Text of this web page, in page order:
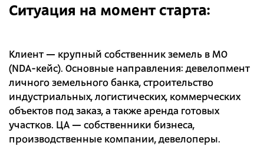
Ситуация на момент старта:
Клиент — крупный собственник земель в МО
(NDA-кейс). Основные направления: девелопмент
личного земельного банка, строительство
индустриальных, логистических, коммерческих
объектов под заказ, а также аренда готовых
участков. ЦА — собственники бизнеса,
производственные компании, девелоперы.